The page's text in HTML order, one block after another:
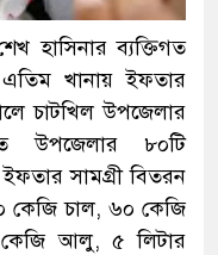
হাসিনার ব্যক্তিগত
এতিম খানায় ইফতার
চাটখিল উপজেলার
উপজেলার ৮০টি
সামগ্রী বিতরন
কেজি চাল, ৬০ কেজি
আলু, ৫ লিটার